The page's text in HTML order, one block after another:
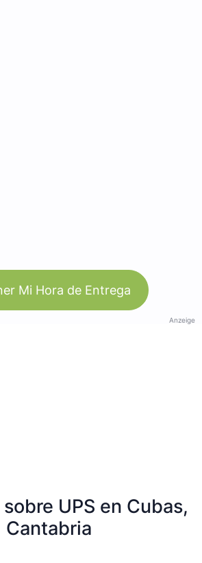
Mi Hora de Entrega
Anzeige
UPS en Cubas,
Cantabria